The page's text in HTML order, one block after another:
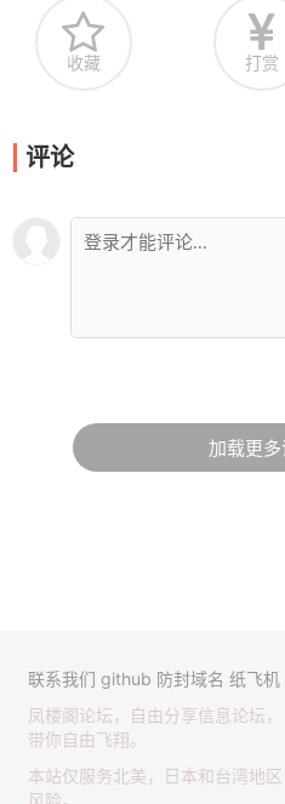
收藏 打赏
评论
加载更
联系我们 github 防封域名 纸飞机
凤楼阁论坛，自由分享信息论坛
带你自由飞翔。
本站仅服务北美，日本和台湾地
风险。